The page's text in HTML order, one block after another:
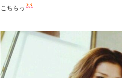
こちらっ